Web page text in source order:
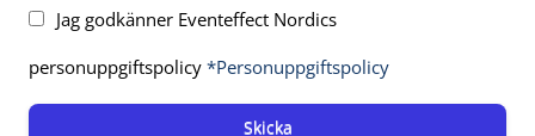
Jag godkänner Eventeffect Nordics
personuppgiftspolicy *Personuppgiftspolicy
Skicka